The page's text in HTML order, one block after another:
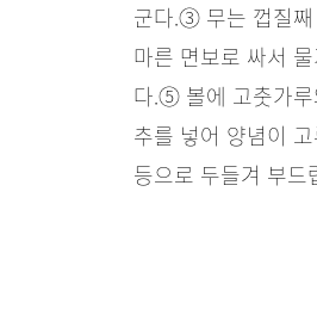
군다.③ 무는 껍질째
마른 면보로 싸서
다.⑤ 볼에 고춧가루
추를 넣어 양념이
등으로 두들겨 부